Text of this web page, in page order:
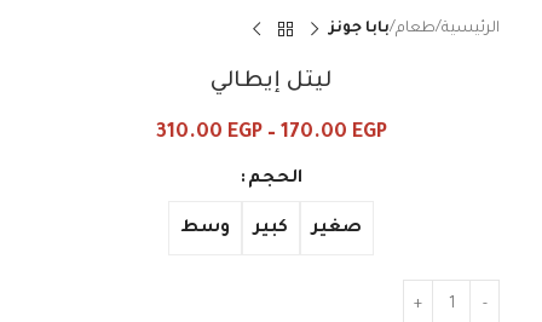
الرئيسية طعام بابا جونز
ليتل إيطالي
170.00 EGP
–
310.00 EGP
الحجم
صغير كبير وسط